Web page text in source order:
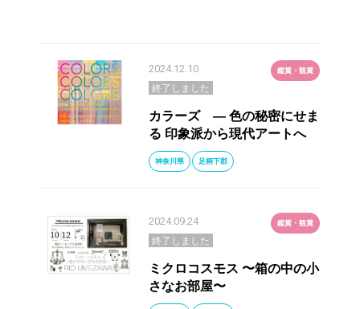
2024.12.10 鑑賞・観賞
終了しました
カラーズ ― 色の秘密にせま
る 印象派から現代アートへ
神奈川県 足柄下郡
2024.09.24 鑑賞・観賞
終了しました
ミクロコスモス 〜箱の中の小
さなお部屋〜